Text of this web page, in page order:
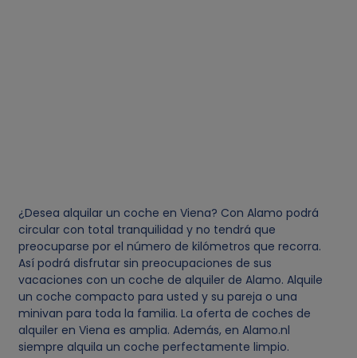
¿Desea alquilar un coche en Viena? Con Alamo podrá
circular con total tranquilidad y no tendrá que
preocuparse por el número de kilómetros que recorra.
Así podrá disfrutar sin preocupaciones de sus
vacaciones con un coche de alquiler de Alamo. Alquile
un coche compacto para usted y su pareja o una
minivan para toda la familia. La oferta de coches de
alquiler en Viena es amplia. Además, en Alamo.nl
siempre alquila un coche perfectamente limpio.